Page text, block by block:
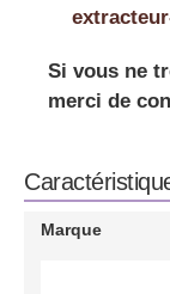
Si vous ne
merci de
Marque